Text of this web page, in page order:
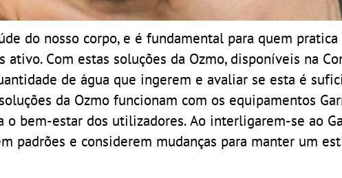
do nosso corpo, e é fundamental para quem pratica
Com estas soluções da Ozmo, disponíveis na
de água que ingerem e avaliar se esta é
da Ozmo funcionam com os equipamentos
bem-estar dos utilizadores. Ao interligarem-se ao
padrões e considerem mudanças para manter um